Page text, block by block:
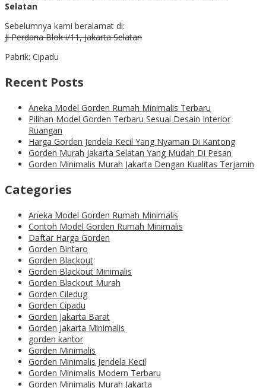
Selatan
Sebelumnya kami beralamat di:
Jl Perdana Blok i/11, Jakarta Selatan
Pabrik: Cipadu
Recent Posts
Aneka Model Gorden Rumah Minimalis Terbaru
Pilihan Model Gorden Terbaru Sesuai Desain Interior
Ruangan
Harga Gorden Jendela Kecil Yang Nyaman Di Kantong
Gorden Murah Jakarta Selatan Yang Mudah Di Pesan
Gorden Minimalis Murah Jakarta Dengan Kualitas Terjamin
Categories
Aneka Model Gorden Rumah Minimalis
Contoh Model Gorden Rumah Minimalis
Daftar Harga Gorden
Gorden Bintaro
Gorden Blackout
Gorden Blackout Minimalis
Gorden Blackout Murah
Gorden Ciledug
Gorden Cipadu
Gorden Jakarta Barat
Gorden Jakarta Minimalis
gorden kantor
Gorden Minimalis
Gorden Minimalis Jendela Kecil
Gorden Minimalis Modern Terbaru
Gorden Minimalis Murah Jakarta